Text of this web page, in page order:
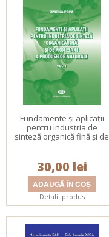
Fundamente şi aplicaţii
pentru industria de
sinteză organică fină şi de
procesare a produselor
30,00 lei
Detalii produs